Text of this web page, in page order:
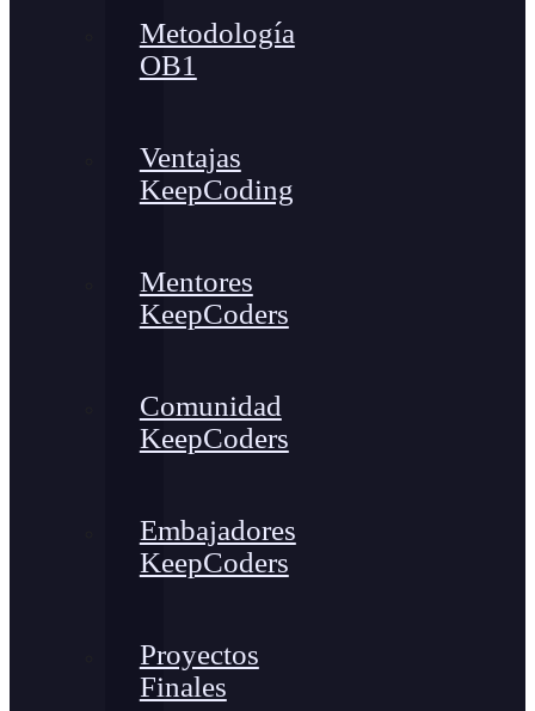
Metodología
OB1
Ventajas
KeepCoding
Mentores
KeepCoders
Comunidad
KeepCoders
Embajadores
KeepCoders
Proyectos
Finales